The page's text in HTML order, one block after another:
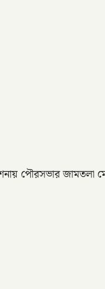
পৌরসভার জামতলা